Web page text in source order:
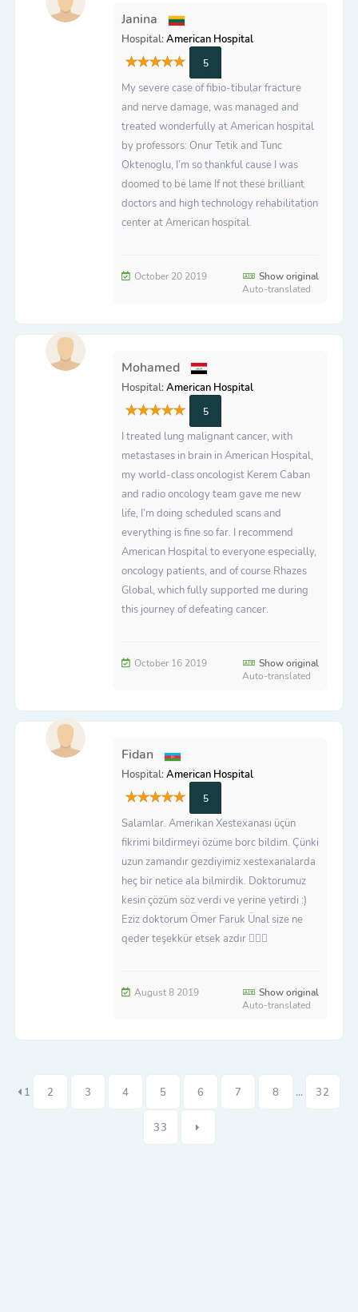
Janina
Hospital:American Hospital
5
My severe case of fibio-tibular fracture
and nerve damage, was managed and
treated wonderfully at American hospital
by professors: Onur Tetik and Tunc
Oktenoglu, I’m so thankful cause I was
doomed to be lame If not these brilliant
doctors and high technology rehabilitation
center at American hospital.
October 20 2019
Show original
Auto-translated
Mohamed
Hospital:American Hospital
5
I treated lung malignant cancer, with
metastases in brain in American Hospital,
my world-class oncologist Kerem Caban
and radio oncology team gave me new
life, I’m doing scheduled scans and
everything is fine so far. I recommend
American Hospital to everyone especially,
oncology patients, and of course Rhazes
Global, which fully supported me during
this journey of defeating cancer.
October 16 2019
Show original
Auto-translated
Fidan
Hospital:American Hospital
5
Salamlar. Amerikan Xestexanası üçün
fikrimi bildirmeyi özüme borc bildim. Çünki
uzun zamandır gezdiyimiz xestexanalarda
heç bir netice ala bilmirdik. Doktorumuz
kesin çözüm söz verdi ve yerine yetirdi :)
Eziz doktorum Ömer Faruk Ünal size ne
qeder teşekkür etsek azdır 🙇🏻‍♀️
August 8 2019
Show original
Auto-translated
1 2 3 4 5 6 7 8 ... 32
33